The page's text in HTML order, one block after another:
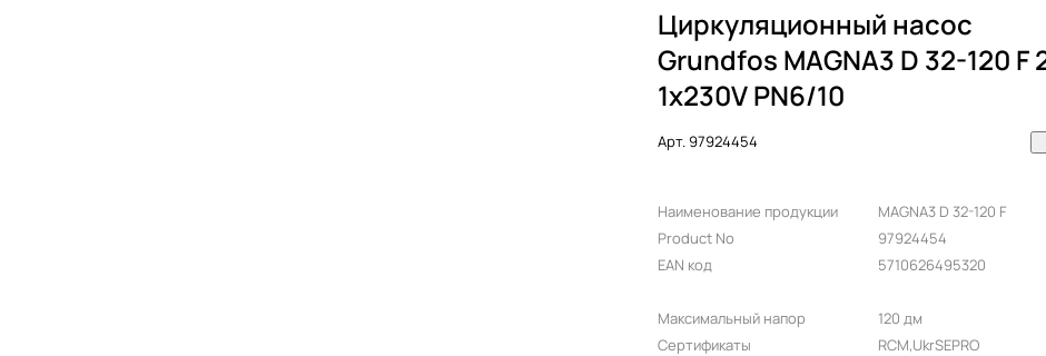
Циркуляционный насос
Grundfos MAGNA3 D 32-120 F
1x230V PN6/10
Арт.97924454
Наименование продукции
Product No
EAN код
MAGNA3 D 32-120 F
97924454
5710626495320
Максимальный напор
Сертификаты
120 дм
RCM,UkrSEPRO